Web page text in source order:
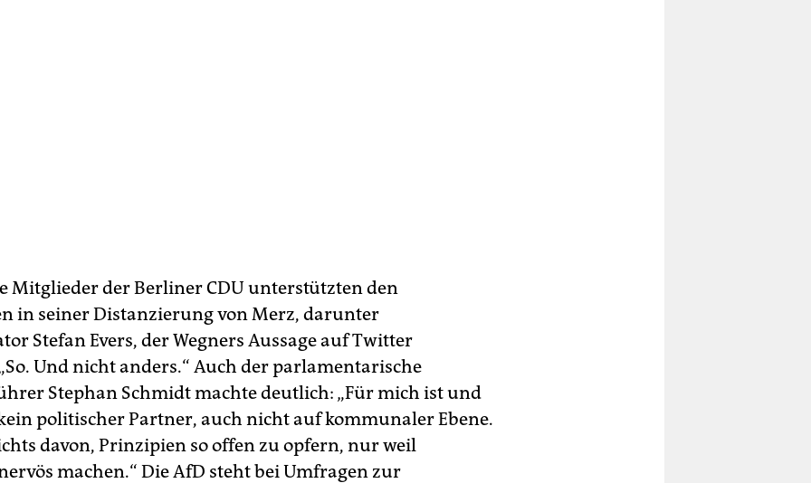
Mitglieder der Berliner CDU unterstützten den
in seiner Distanzierung von Merz, darunter
Stefan Evers, der Wegners Aussage auf Twitter
Und nicht anders.“ Auch der parlamentarische
Stephan Schmidt machte deutlich: „Für mich ist und
politischer Partner, auch nicht auf kommunaler Ebene.
davon, Prinzipien so offen zu opfern, nur weil
machen.“ Die AfD steht bei Umfragen zur